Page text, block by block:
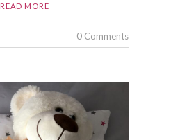
READ MORE
0 Comments